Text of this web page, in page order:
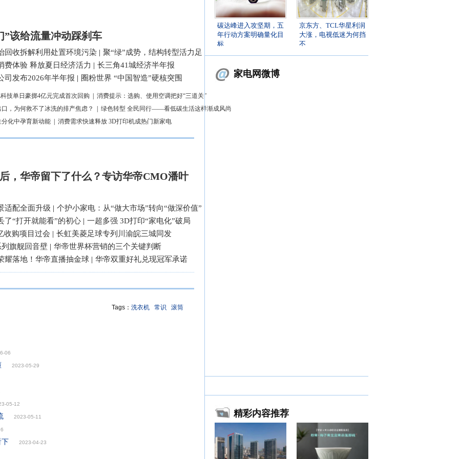
”该给流量冲动踩刹车
回收拆解利用处置环境污染 | 聚“绿”成势，结构转型活力足
费体验 释放夏日经济活力 | 长三角41城经济半年报
司发布2026年半年报 | 圈粉世界 “中国智造”硬核突围
技单日豪掷4亿元完成首次回购
消费提示：选购、使用空调把好“三道关”
，为何救不了冰洗的排产焦虑？
绿色转型 全民同行——看低碳生活这样渐成风尚
化中孕育新动能
消费需求快速释放 3D打印机成热门新家电
，华帝留下了什么？专访华帝CMO潘叶
适配全面升级 | 个护小家电：从“做大市场”转向“做深价值”
了“打开就能看”的初心 | 一超多强 3D打印“家电化”破局
收购项目过会 | 长虹美菱足球专列川渝皖三城同发
旗舰回音壁 | 华帝世界杯营销的三个关键判断
耀落地！华帝直播抽金球 | 华帝双重好礼兑现冠军承诺
Tags： 洗衣机 常识 滚筒
06
2023-05-29
05-12
2023-05-11
下 2023-04-23
碳达峰进入攻坚期，五
年行动方案明确量化目
标
京东方、TCL华星利润
大涨，电视低迷为何挡
不
家电网微博
精彩内容推荐